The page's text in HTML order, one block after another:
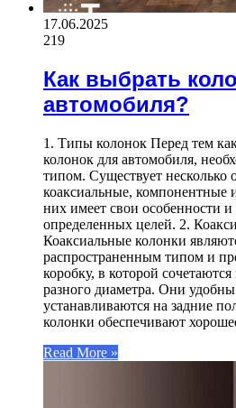
17.06.2025
219
Как выбрать
автомобиля?
1. Типы колонок Перед тем
колонок для автомобиля,
типом. Существует несколько
коаксиальные,
них имеет свои особенности и
определенных целей. 2.
Коаксиальные колонки
распространенным типом и
коробку, в которой
разного диаметра. Они
устанавливаются на задние
колонки обеспечивают
Read More »